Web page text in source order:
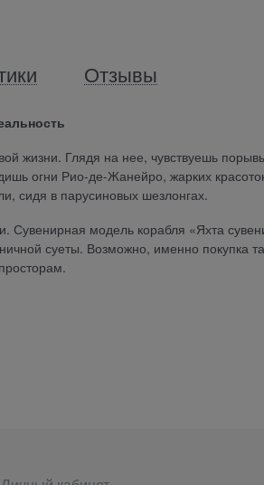
Отзывы
жизни. Глядя на нее, чувствуешь
огни Рио-де-Жанейро, жарких
сидя в парусиновых шезлонгах.
Сувенирная модель корабля «Яхта
суеты. Возможно, именно покупка